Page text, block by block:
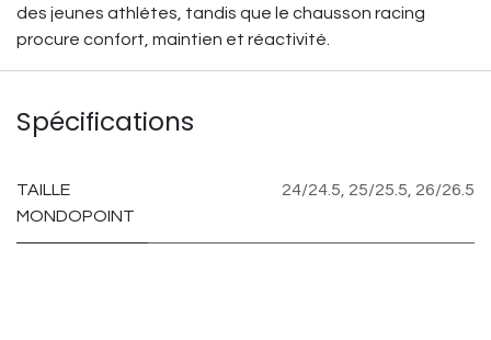
des jeunes athlètes, tandis que le chausson racing
procure confort, maintien et réactivité.
Spécifications
TAILLE
MONDOPOINT
24/24.5 25/25.5 26/26.5